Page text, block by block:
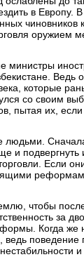
в Европу.
чиновников
оружием
министры
Ведь
которые
со своим
пытая их,
людьми.
и
Если
чтобы
за
Когда же
поведение